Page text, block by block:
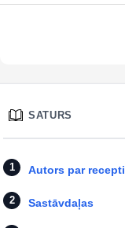
SATURS
Autors par recepti
Sastāvdaļas